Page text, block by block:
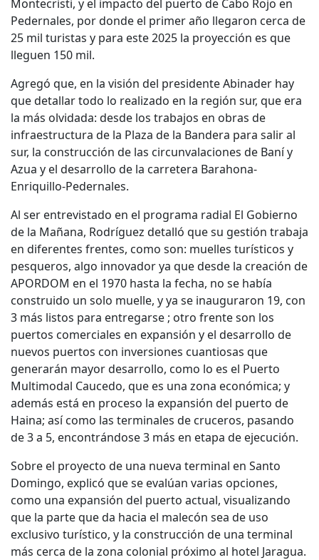
Montecristi, y el impacto del puerto de Cabo Rojo en
Pedernales, por donde el primer año llegaron cerca de
25 mil turistas y para este 2025 la proyección es que
lleguen 150 mil.
Agregó que, en la visión del presidente Abinader hay
que detallar todo lo realizado en la región sur, que era
la más olvidada: desde los trabajos en obras de
infraestructura de la Plaza de la Bandera para salir al
sur, la construcción de las circunvalaciones de Baní y
Azua y el desarrollo de la carretera Barahona-
Enriquillo-Pedernales.
Al ser entrevistado en el programa radial El Gobierno
de la Mañana, Rodríguez detalló que su gestión trabaja
en diferentes frentes, como son: muelles turísticos y
pesqueros, algo innovador ya que desde la creación de
APORDOM en el 1970 hasta la fecha, no se había
construido un solo muelle, y ya se inauguraron 19, con
3 más listos para entregarse ; otro frente son los
puertos comerciales en expansión y el desarrollo de
nuevos puertos con inversiones cuantiosas que
generarán mayor desarrollo, como lo es el Puerto
Multimodal Caucedo, que es una zona económica; y
además está en proceso la expansión del puerto de
Haina; así como las terminales de cruceros, pasando
de 3 a 5, encontrándose 3 más en etapa de ejecución.
Sobre el proyecto de una nueva terminal en Santo
Domingo, explicó que se evalúan varias opciones,
como una expansión del puerto actual, visualizando
que la parte que da hacia el malecón sea de uso
exclusivo turístico, y la construcción de una terminal
más cerca de la zona colonial próximo al hotel Jaragua.